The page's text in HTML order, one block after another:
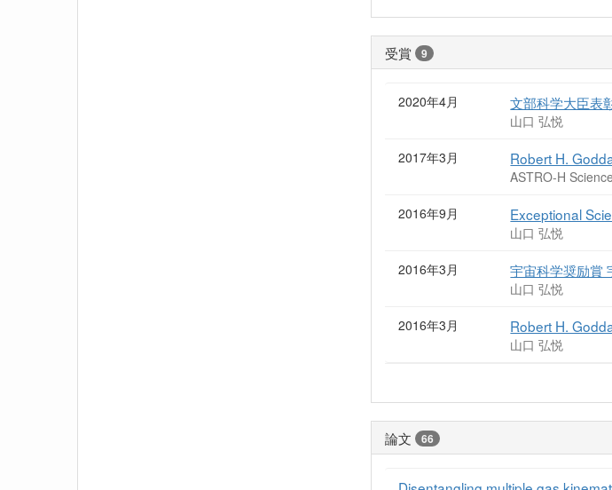
受賞 9
2020年4月 文部科学大臣表
山口 弘悦
2017年3月 Robert H.
ASTRO-H
2016年9月 Exceptional
山口 弘悦
2016年3月 宇宙科学奨励賞
山口 弘悦
2016年3月 Robert H.
山口 弘悦
論文 66